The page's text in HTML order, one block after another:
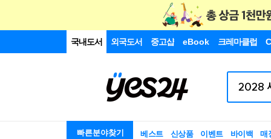
국내도서 외국도서 중고샵 eBook 크레마클럽
빠른분야찾기 베스트 신상품 이벤트 바이백 매